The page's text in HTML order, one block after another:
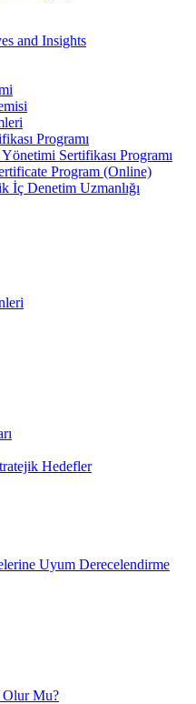
and Insights
Programı
Sertifikası Programı
Program (Online)
İç Denetim Uzmanlığı
Hedefler
Uyum Derecelendirme
Olur Mu?